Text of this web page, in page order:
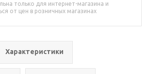
только для интернет-магазина и
от цен в розничных магазинах
Характеристики